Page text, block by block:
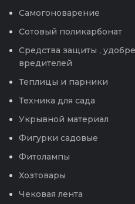
Самогоноварение
Сотовый поликарбонат
Средства защиты ,
вредителей
Теплицы и парники
Техника для сада
Укрывной материал
Фигурки садовые
Фитолампы
Хозтовары
Чековая лента